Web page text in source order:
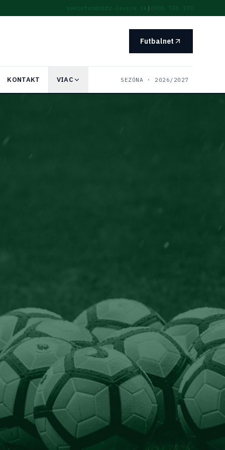
sekretar@obfz-levice.sk | 0905 726 170
Futbalnet
KONTAKT VIAC SEZÓNA · 2026/2027